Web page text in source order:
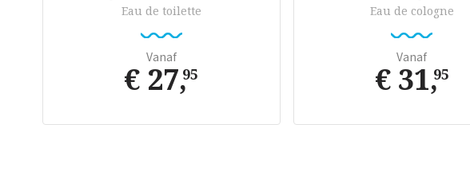
Eau de toilette
Vanaf
€ 27,95
Eau de cologne
Vanaf
€ 31,95